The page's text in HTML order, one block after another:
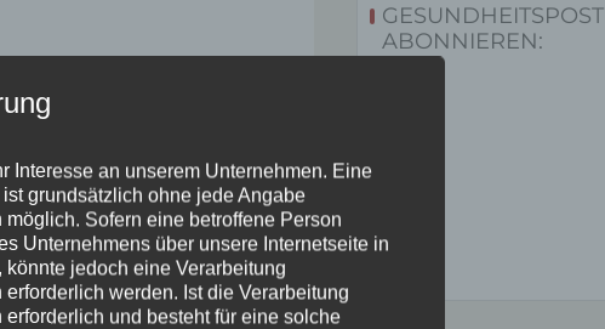
GESUNDHEITSPOST
ABONNIEREN:
Interesse an unserem Unternehmen. Eine
grundsätzlich ohne jede Angabe
Sofern eine betroffene Person
Unternehmens über unsere Internetseite in
jedoch eine Verarbeitung
werden. Ist die Verarbeitung
und besteht für eine solche